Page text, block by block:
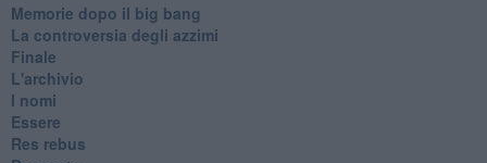
Memorie dopo il big bang
La controversia degli azzimi
Finale
L'archivio
I nomi
Essere
Res rebus